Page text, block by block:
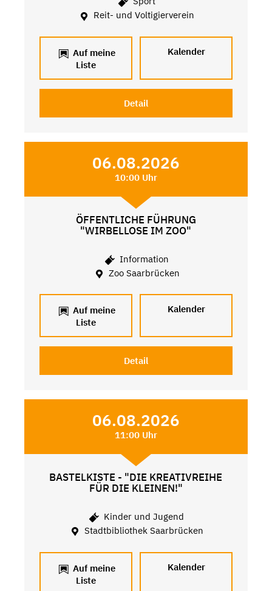
Reit- und Voltigierverein
Auf meine
Liste
Kalender
Detail
06.08.2026
10:00 Uhr
ÖFFENTLICHE FÜHRUNG
"WIRBELLOSE IM ZOO"
Information
Zoo Saarbrücken
Auf meine
Liste
Kalender
Detail
06.08.2026
11:00 Uhr
BASTELKISTE - "DIE KREATIVREIHE
FÜR DIE KLEINEN!"
Kinder und Jugend
Stadtbibliothek Saarbrücken
Auf meine
Liste
Kalender